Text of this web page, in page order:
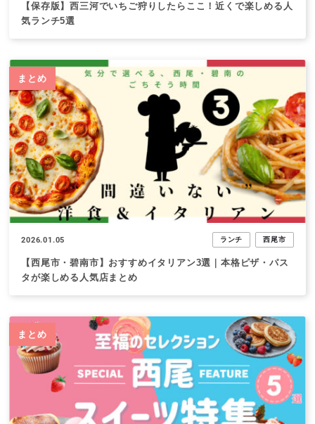
【保存版】西三河でいちご狩りしたらここ！近くで楽しめる人
気ランチ5選
まとめ
2026.01.05 ランチ 西尾市
【西尾市・碧南市】おすすめイタリアン3選｜本格ピザ・パス
タが楽しめる人気店まとめ
まとめ